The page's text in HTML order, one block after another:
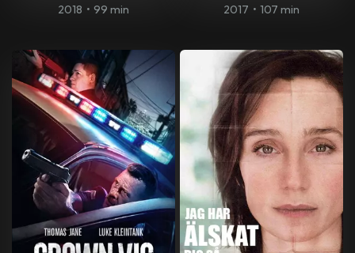
2018 • 99 min 2017 • 107 min